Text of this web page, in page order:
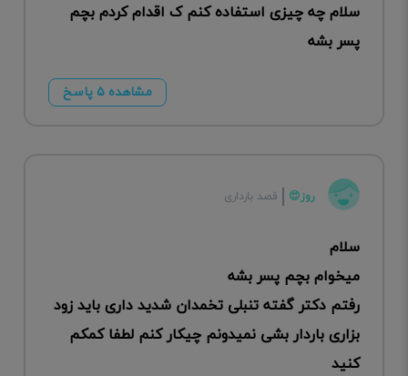
سلام چه چیزی استفاده کنم ک اقدام کردم بچم
پسر بشه
مشاهده ۵ پاسخ
روز😍 قصد بارداری
سلام
میخوام بچم پسر بشه
رفتم دکتر گفته تنبلی تخمدان شدید داری باید زود
بزاری باردار بشی نمیدونم چیکار کنم لطفا کمکم
کنید